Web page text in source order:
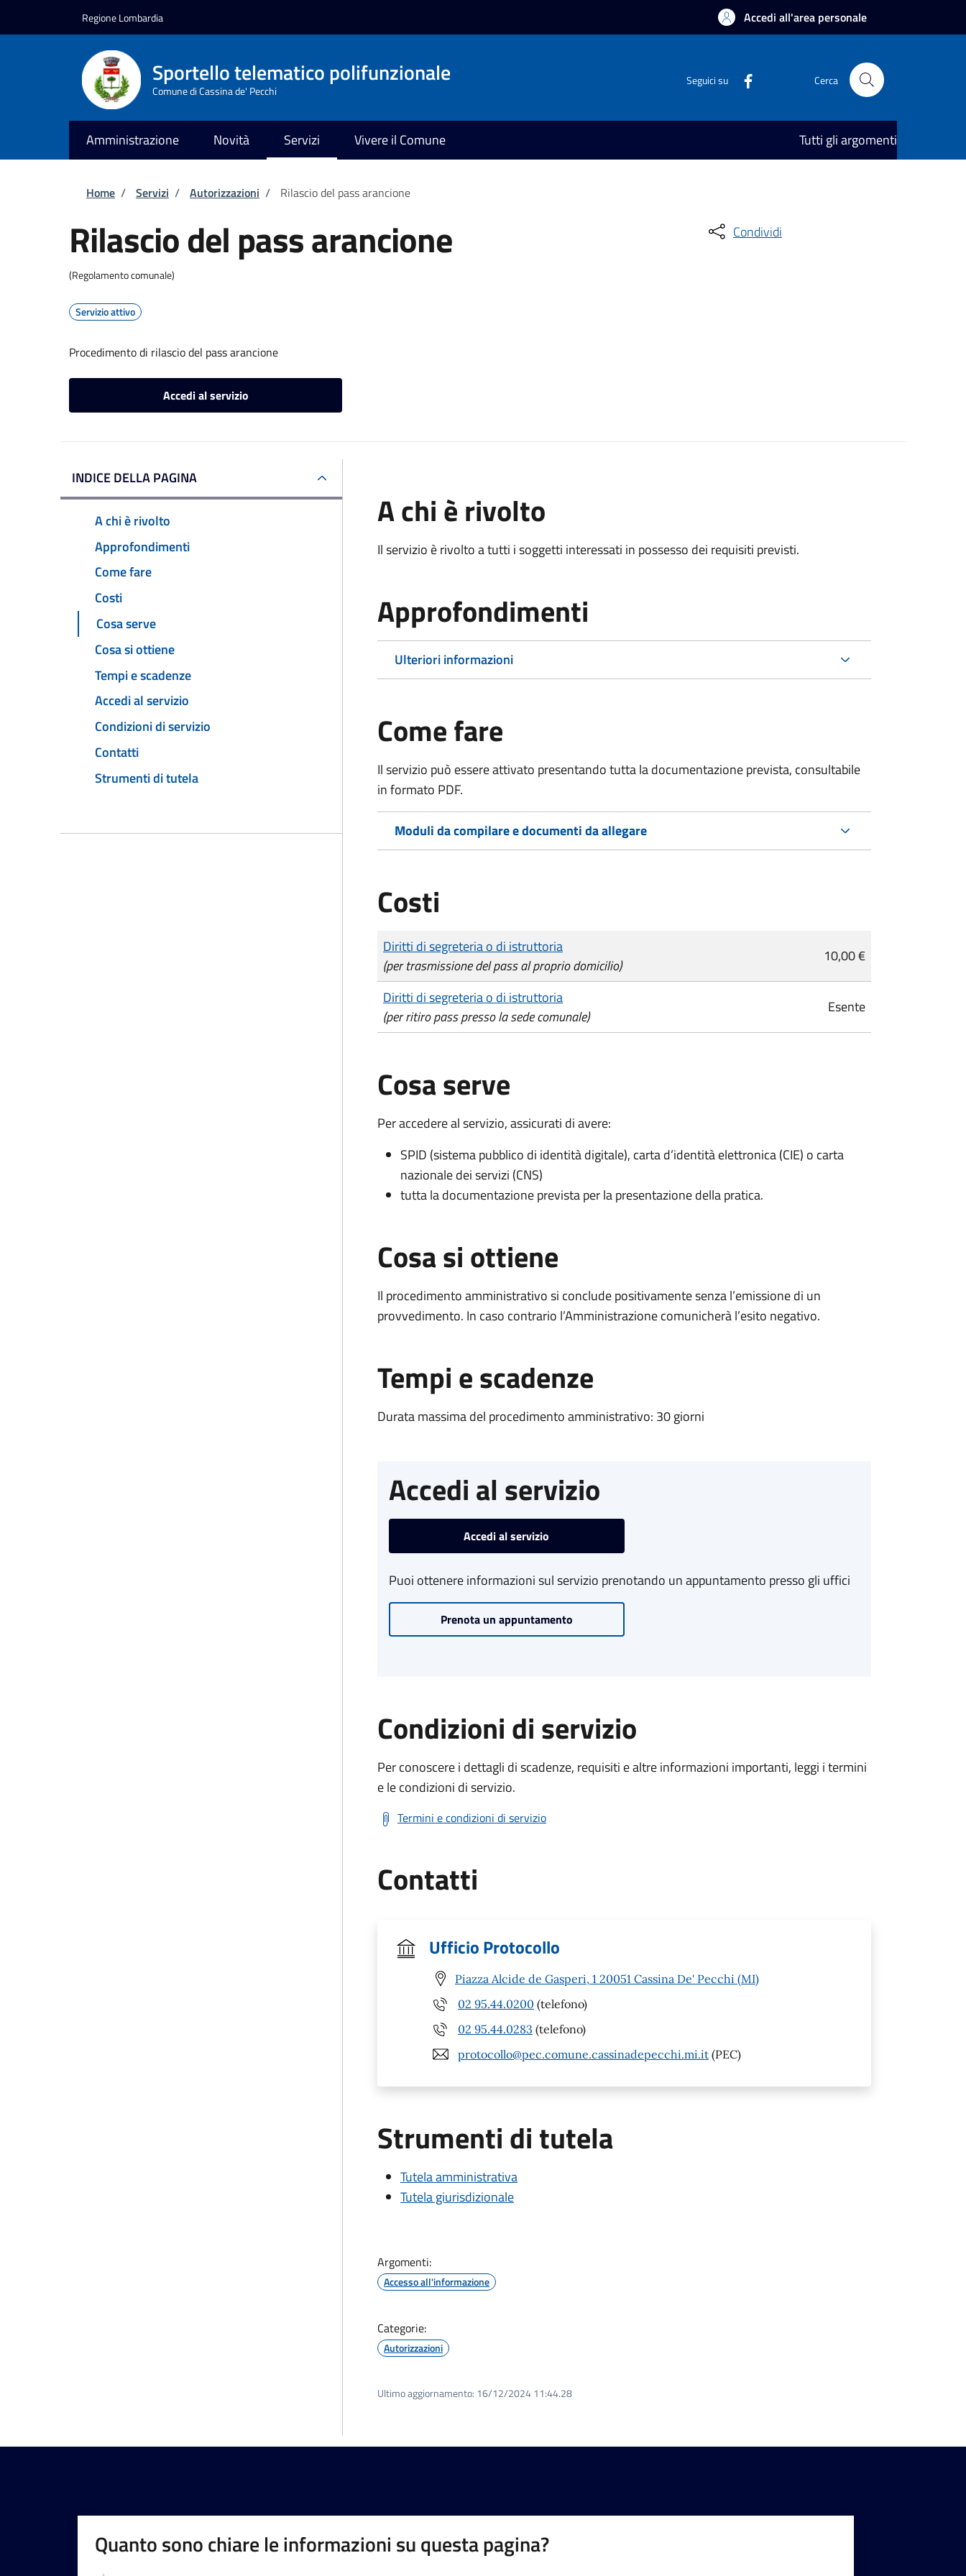
Regione Lombardia Accedi all'area personale
Sportello telematico polifunzionale
Comune di Cassina de' Pecchi
Seguici su Cerca
Amministrazione Novità Servizi Vivere il Comune Tutti gli argomenti
Briciole di pane
Home / Servizi / Autorizzazioni / Rilascio del pass arancione
Rilascio del pass arancione
(Regolamento comunale)
Servizio attivo
Procedimento di rilascio del pass arancione
Accedi al servizio
Condividi
INDICE DELLA PAGINA
A chi è rivolto
Approfondimenti
Come fare
Costi
Cosa serve
Cosa si ottiene
Tempi e scadenze
Accedi al servizio
Condizioni di servizio
Contatti
Strumenti di tutela
A chi è rivolto
Il servizio è rivolto a tutti i soggetti interessati in possesso dei requisiti previsti.
Approfondimenti
Ulteriori informazioni
Come fare
Il servizio può essere attivato presentando tutta la documentazione prevista, consultabile
in formato PDF.
Moduli da compilare e documenti da allegare
Costi
Tipo di pagamento
Importo
Diritti di segreteria o di istruttoria
(per trasmissione del pass al proprio domicilio)
10,00 €
Diritti di segreteria o di istruttoria
(per ritiro pass presso la sede comunale)
Esente
Cosa serve
Per accedere al servizio, assicurati di avere:
SPID (sistema pubblico di identità digitale), carta d’identità elettronica (CIE) o carta
nazionale dei servizi (CNS)
tutta la documentazione prevista per la presentazione della pratica.
Cosa si ottiene
Il procedimento amministrativo si conclude positivamente senza l’emissione di un
provvedimento. In caso contrario l’Amministrazione comunicherà l’esito negativo.
Tempi e scadenze
Durata massima del procedimento amministrativo: 30 giorni
Accedi al servizio
Accedi al servizio
Puoi ottenere informazioni sul servizio prenotando un appuntamento presso gli uffici
Prenota un appuntamento
Condizioni di servizio
Per conoscere i dettagli di scadenze, requisiti e altre informazioni importanti, leggi i termini
e le condizioni di servizio.
Termini e condizioni di servizio
Contatti
Ufficio Protocollo
Piazza Alcide de Gasperi, 1 20051 Cassina De' Pecchi (MI)
02 95.44.0200 (telefono)
02 95.44.0283 (telefono)
protocollo@pec.comune.cassinadepecchi.mi.it (PEC)
Strumenti di tutela
Tutela amministrativa
Tutela giurisdizionale
Argomenti:
Accesso all'informazione
Categorie:
Autorizzazioni
Ultimo aggiornamento: 16/12/2024 11:44.28
Quanto sono chiare le informazioni su questa pagina?